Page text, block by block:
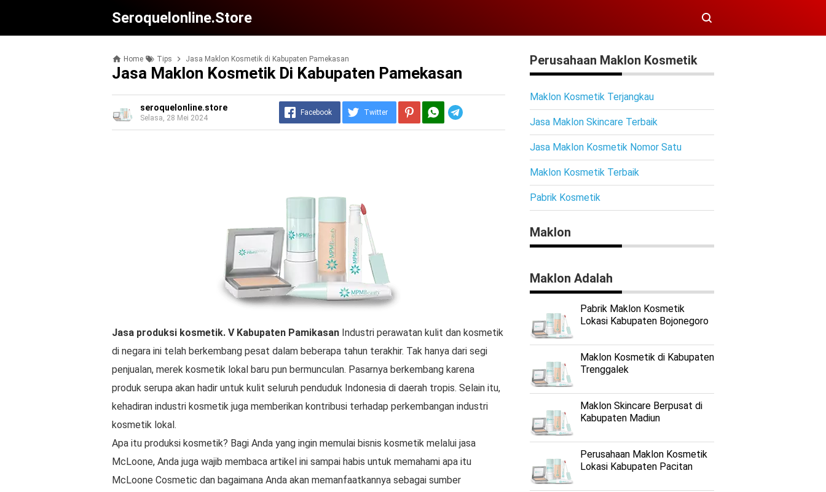
Seroquelonline.store
Home Tips Jasa Maklon Kosmetik di Kabupaten Pamekasan
Jasa Maklon Kosmetik Di Kabupaten Pamekasan
seroquelonline.store
Selasa, 28 Mei 2024
Facebook Twitter
Jasa produksi kosmetik. V Kabupaten Pamikasan Industri perawatan kulit dan kosmetik
di negara ini telah berkembang pesat dalam beberapa tahun terakhir. Tak hanya dari segi
penjualan, merek kosmetik lokal baru pun bermunculan. Pasarnya berkembang karena
produk serupa akan hadir untuk kulit seluruh penduduk Indonesia di daerah tropis. Selain itu,
kehadiran industri kosmetik juga memberikan kontribusi terhadap perkembangan industri
kosmetik lokal.
Apa itu produksi kosmetik? Bagi Anda yang ingin memulai bisnis kosmetik melalui jasa
McLoone, Anda juga wajib membaca artikel ini sampai habis untuk memahami apa itu
McLoone Cosmetic dan bagaimana Anda akan memanfaatkannya sebagai sumber
Perusahaan Maklon Kosmetik
Maklon Kosmetik Terjangkau
Jasa Maklon Skincare Terbaik
Jasa Maklon Kosmetik Nomor Satu
Maklon Kosmetik Terbaik
Pabrik Kosmetik
Maklon
Maklon Adalah
Pabrik Maklon Kosmetik
Lokasi Kabupaten Bojonegoro
Maklon Kosmetik di Kabupaten
Trenggalek
Maklon Skincare Berpusat di
Kabupaten Madiun
Perusahaan Maklon Kosmetik
Lokasi Kabupaten Pacitan